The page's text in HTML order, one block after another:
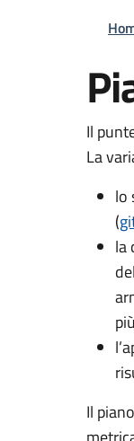
Il
La
lo
(
la
Il